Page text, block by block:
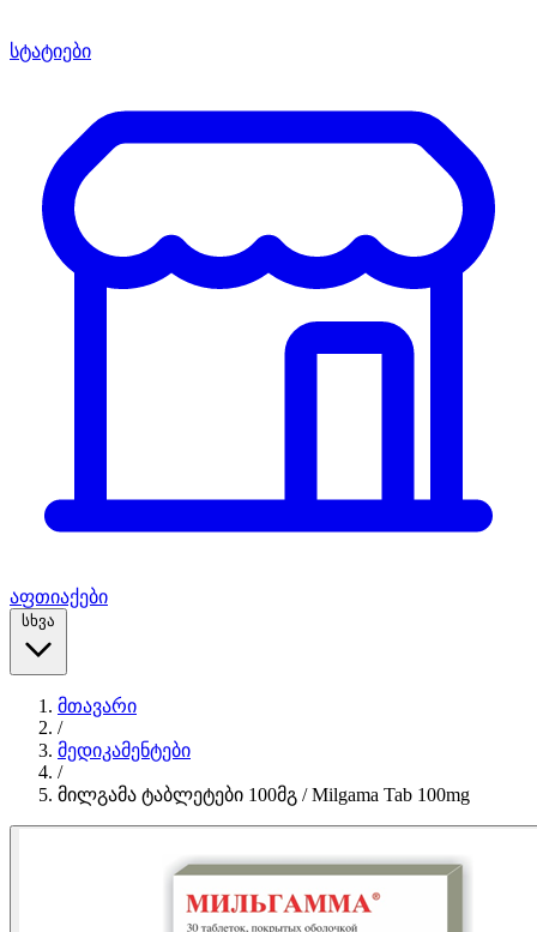
სტატიები
აფთიაქები
სხვა
მთავარი
/
მედიკამენტები
/
მილგამა ტაბლეტები 100მგ / Milgama Tab 100mg